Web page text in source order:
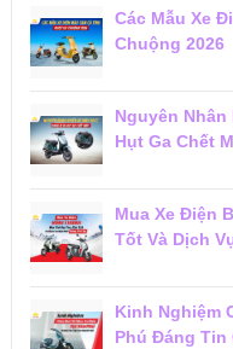
Các Mẫu Xe
Chuộng 2026
Nguyên
Hụt Ga Chết
Mua Xe Điện
Tốt Và Dịch
Kinh Nghiệm
Phú Đáng Tin